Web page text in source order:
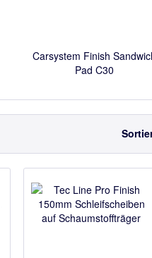
Carsystem Finish
Pad C30